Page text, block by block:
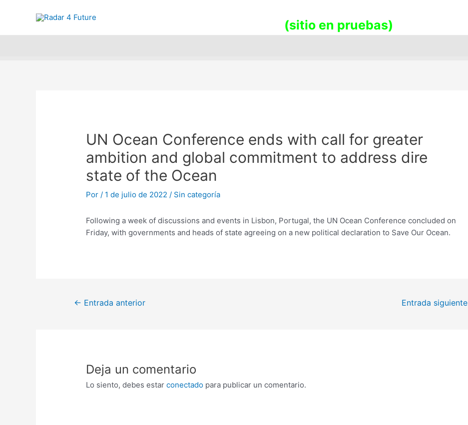
(sitio en pruebas)
UN Ocean Conference ends with call for greater
ambition and global commitment to address dire
state of the Ocean
Por/ 1 de julio de 2022/ Sin categoría
Following a week of discussions and events in Lisbon, Portugal, the UN Ocean Conference concluded on
Friday, with governments and heads of state agreeing on a new political declaration to Save Our Ocean.
de
← Entrada anterior Entrada siguiente
Deja un comentario
Lo siento, debes estarconectado para publicar un comentario.